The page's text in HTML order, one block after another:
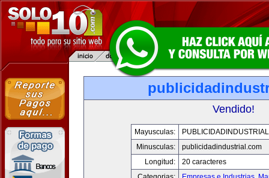
Vendido!
Mayusculas:
Minusculas:
publicidadindustrial.com
Longitud:
20 caracteres